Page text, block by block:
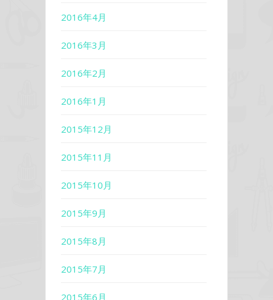
2016年4月
2016年3月
2016年2月
2016年1月
2015年12月
2015年11月
2015年10月
2015年9月
2015年8月
2015年7月
2015年6月